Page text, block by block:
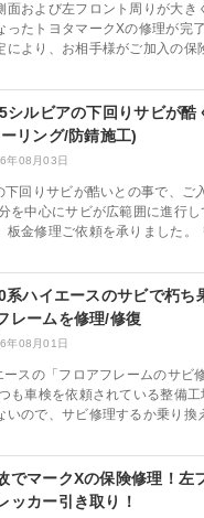
面および左フロント周りが大き
ったトヨタマークXの修理が完
により、お相手様がご加入の保
シルビアの下回りサビが酷
リング/防錆施工)
年08月03日
下回りサビが酷いとの事で、ご
を中心にサビが広範囲に進行
板金修理ご依頼を承りました。
系ハイエースのサビで朽ち
レームを修理/修復
年08月01日
ースの「フロアフレームのサビ
も車検を依頼されている整備
いので、サビ修理するか乗り換
でマークXの保険修理！左
ッカー引き取り！